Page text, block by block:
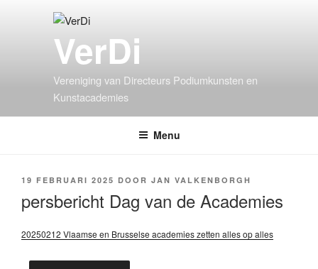
VerDi
Vereniging van Directeurs Podiumkunsten en
Kunstacademies
Menu
19 FEBRUARI 2025 DOOR JAN VALKENBORGH
persbericht Dag van de Academies
20250212 Vlaamse en Brusselse academies zetten alles op alles